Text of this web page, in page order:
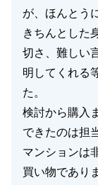
が、ほんとう
きちんとした
切さ、難しい
明してくれる
た。
検討から購入
できたのは担
マンションは
買い物であり